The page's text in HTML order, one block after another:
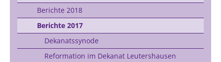
Berichte 2018
Berichte 2017
Dekanatssynode
Reformation im Dekanat Leutershausen